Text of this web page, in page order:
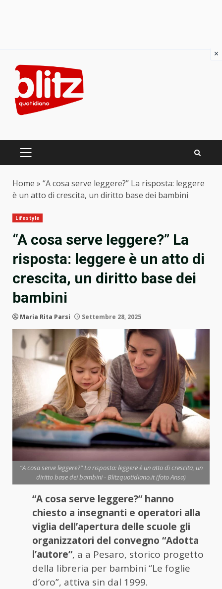
content
PRIMARY
Home » “A cosa serve leggere?” La risposta: leggere
è un atto di crescita, un diritto base dei bambini
Lifestyle
“A cosa serve leggere?” La
risposta: leggere è un atto di
crescita, un diritto base dei
bambini
Maria Rita Parsi Settembre 28, 2025
“A cosa serve leggere?” La risposta: leggere è un atto di crescita, un
diritto base dei bambini - Blitzquotidiano.it (foto Ansa)
“A cosa serve leggere?” hanno
chiesto a insegnanti e operatori alla
viglia dell’apertura delle scuole gli
organizzatori del convegno “Adotta
l’autore”, a a Pesaro, storico progetto
della libreria per bambini “Le foglie
d’oro”, attiva sin dal 1999.
×